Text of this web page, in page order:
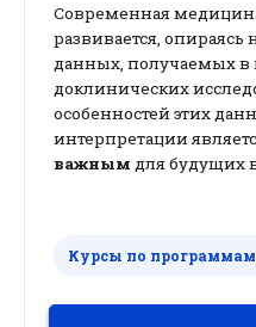
Современная
развивается,
данных, получаемых в
доклинических
особенностей этих
интерпретации
важным для будущих
Курсы по